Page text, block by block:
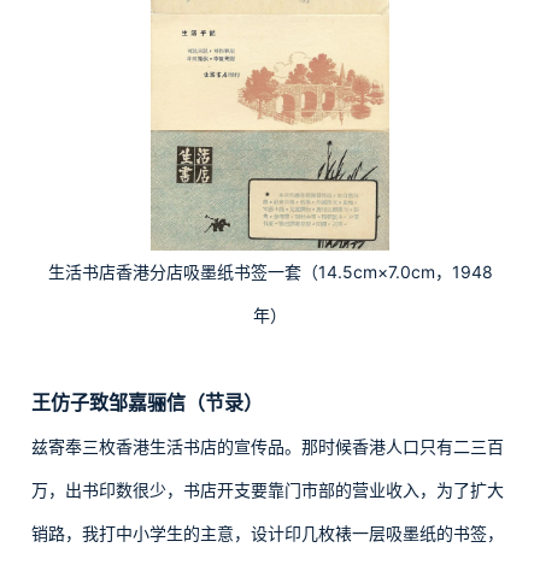
生活书店香港分店吸墨纸书签一套（14.5cm×7.0cm，1948
年）
王仿子致邹嘉骊信（节录）
兹寄奉三枚香港生活书店的宣传品。那时候香港人口只有二三百
万，出书印数很少，书店开支要靠门市部的营业收入，为了扩大
销路，我打中小学生的主意，设计印几枚裱一层吸墨纸的书签，